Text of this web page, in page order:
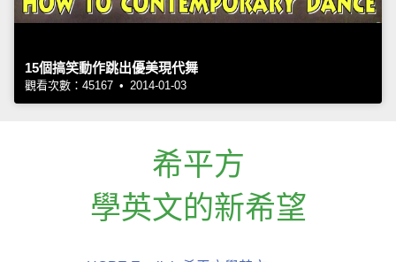
15個搞笑動作跳出優美現代舞
觀看次數：45167 • 2014-01-03
希平方
學英文的新希望